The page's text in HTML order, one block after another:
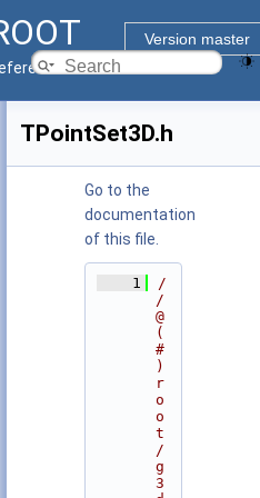
Version master
Guide
TPointSet3D.h
Go to the
documentation
of this file.
    1
/
/
@
(
#
)
r
o
o
t
/
g
3